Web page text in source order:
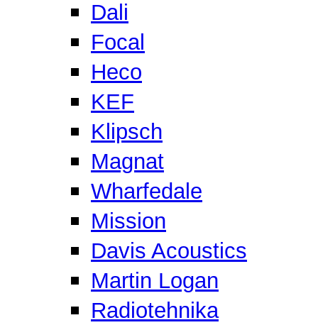
Dali
Focal
Heco
KEF
Klipsch
Magnat
Wharfedale
Mission
Davis Acoustics
Martin Logan
Radiotehnika